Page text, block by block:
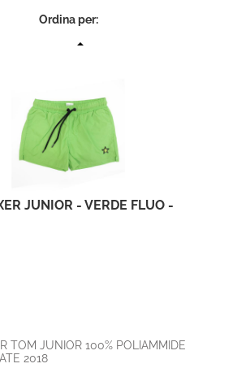
Ordina per:
JUNIOR - VERDE FLUO -
TOM JUNIOR 100% POLIAMMIDE
2018